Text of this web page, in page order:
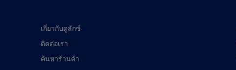
เกี่ยวกับดูลักซ์
ติดต่อเรา
ค้นหาร้านค้า